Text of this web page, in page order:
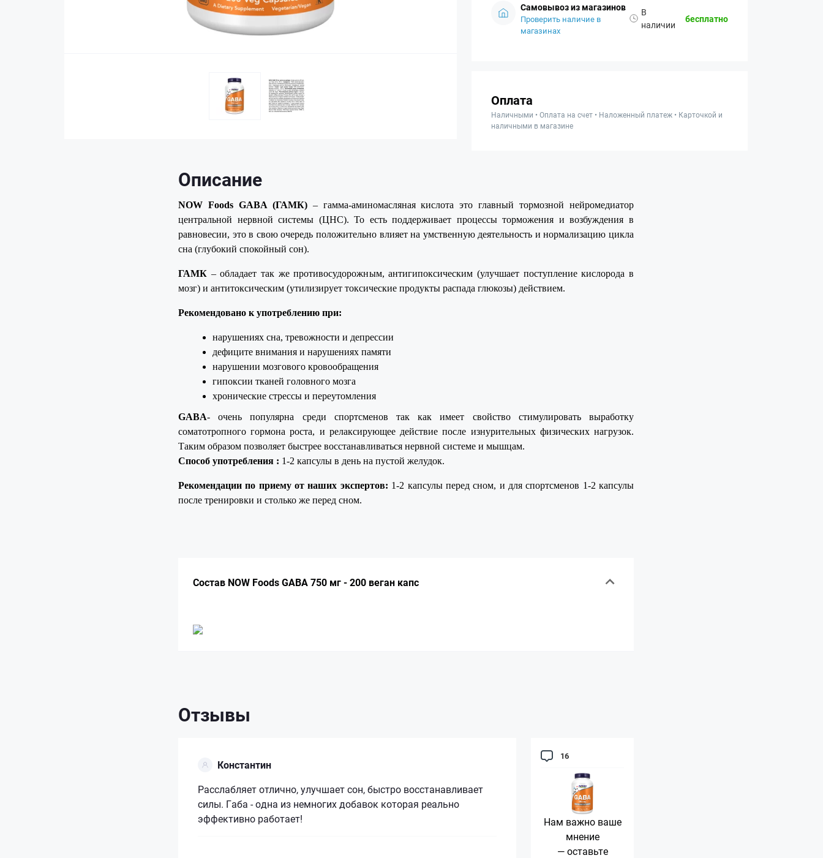
Самовывоз из магазинов
Проверить наличие в
магазинах
В
наличии
бесплатно
Оплата
Наличными • Оплата на счет • Наложенный платеж • Карточкой и
наличными в магазине
Описание
NOW Foods GABA (ГАМК)– гамма-аминомасляная кислота это главный тормозной нейромедиатор
центральной нервной системы (ЦНС). То есть поддерживает процессы торможения и возбуждения в
равновесии, это в свою очередь положительно влияет на умственную деятельность и нормализацию цикла
сна (глубокий спокойный сон).
ГАМК – обладает так же противосудорожным, антигипоксическим (улучшает поступление кислорода в
мозг) и антитоксическим (утилизирует токсические продукты распада глюкозы) действием.
Рекомендовано к употреблению при:
нарушениях сна, тревожности и депрессии
дефиците внимания и нарушениях памяти
нарушении мозгового кровообращения
гипоксии тканей головного мозга
хронические стрессы и переутомления
GABA- очень популярна среди спортсменов так как имеет свойство стимулировать выработку
соматотропного гормона роста, и релаксирующее действие после изнурительных физических нагрузок.
Таким образом позволяет быстрее восстанавливаться нервной системе и мышцам.
Способ употребления : 1-2 капсулы в день на пустой желудок.
Рекомендации по приему от наших экспертов: 1-2 капсулы перед сном, и для спортсменов 1-2 капсулы
после тренировки и столько же перед сном.
kap/
Состав NOW Foods GABA 750 мг - 200 веган капс
Отзывы
16
Нам важно ваше
мнение
— оставьте
Константин
Расслабляет отлично, улучшает сон, быстро восстанавливает
силы. Габа - одна из немногих добавок которая реально
эффективно работает!